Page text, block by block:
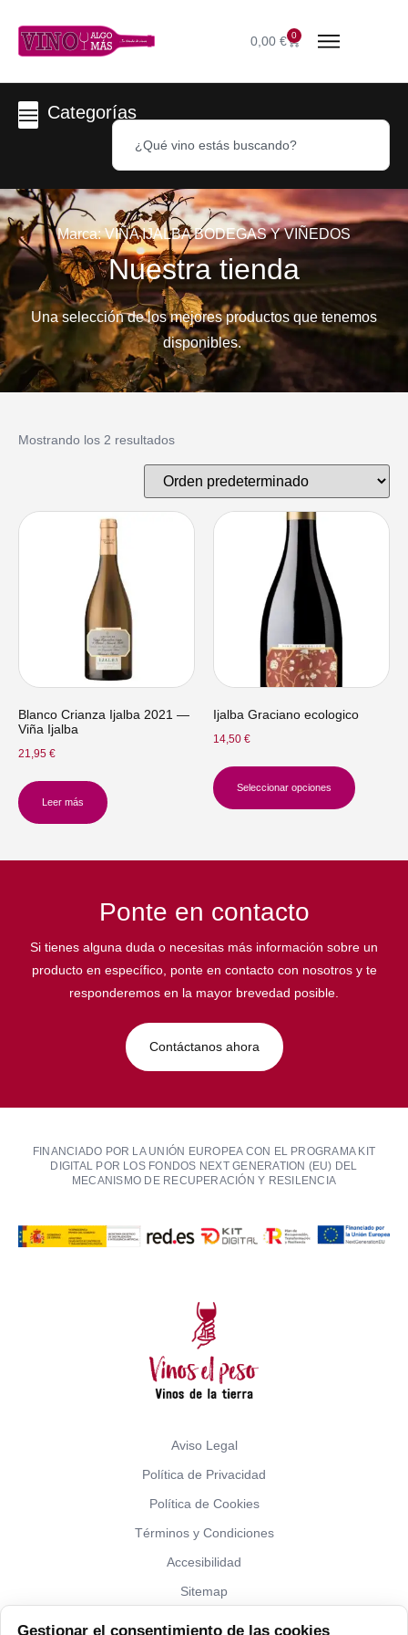
0,00 € 0
Categorías
Marca: VIÑA IJALBA BODEGAS Y VIÑEDOS
Nuestra tienda
Una selección de los mejores productos que tenemos
disponibles.
Mostrando los 2 resultados
Blanco Crianza Ijalba 2021 —
Viña Ijalba
21,95 €
Leer más
Ijalba Graciano ecologico
14,50 €
Seleccionar opciones
Ponte en contacto
Si tienes alguna duda o necesitas más información sobre un
producto en específico, ponte en contacto con nosotros y te
responderemos en la mayor brevedad posible.
Contáctanos ahora
FINANCIADO POR LA UNIÓN EUROPEA CON EL PROGRAMA KIT
DIGITAL POR LOS FONDOS NEXT GENERATION (EU) DEL
MECANISMO DE RECUPERACIÓN Y RESILENCIA
Aviso Legal
Política de Privacidad
Política de Cookies
Términos y Condiciones
Accesibilidad
Sitemap
Gestionar el consentimiento de las cookies